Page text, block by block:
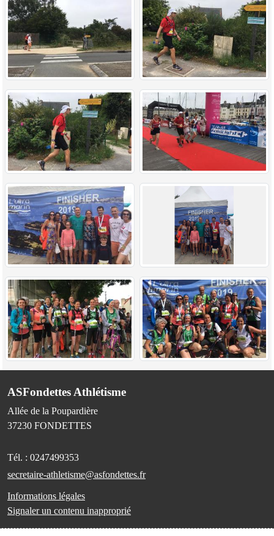
ASFondettes Athlétisme
Allée de la Poupardière
37230 FONDETTES
Tél. : 0247499353
secretaire-athletisme@asfondettes.fr
Informations légales
Signaler un contenu inapproprié